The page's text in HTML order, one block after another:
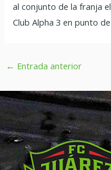
al conjunto de la franja
Club Alpha 3 en punto
← Entrada anterior